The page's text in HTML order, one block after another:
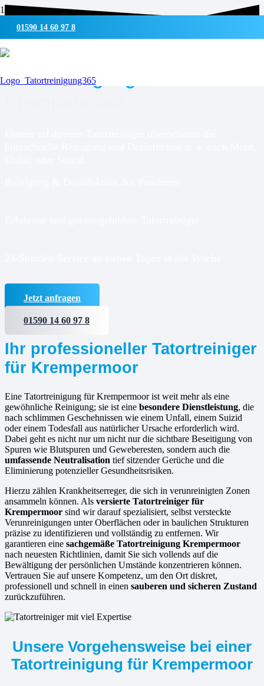
01590 14 60 97 8
UMWELTSCHONENDE REINIGUNG & DESINFEKTION
Tatortreinigung für
Jetzt anfragen
01590 14 60 97 8
Ihr professioneller Tatortreiniger
für Krempermoor
Eine Tatortreinigung für Krempermoor ist weit mehr als eine
gewöhnliche Reinigung; sie ist eine besondere Dienstleistung, die
nach schlimmen Geschehnissen wie einem Unfall, einem Suizid
oder einem Todesfall aus natürlicher Ursache erforderlich wird.
Dabei geht es nicht nur um nicht nur die sichtbare Beseitigung von
Spuren wie Blutspuren und Geweberesten, sondern auch die
umfassende Neutralisation tief sitzender Gerüche und die
Eliminierung potenzieller Gesundheitsrisiken.
Hierzu zählen Krankheitserreger, die sich in verunreinigten Zonen
ansammeln können. Als versierte Tatortreiniger für
Krempermoor sind wir darauf spezialisiert, selbst versteckte
Verunreinigungen unter Oberflächen oder in baulichen Strukturen
präzise zu identifizieren und vollständig zu entfernen. Wir
garantieren eine sachgemäße Tatortreinigung Krempermoor
nach neuesten Richtlinien, damit Sie sich vollends auf die
Bewältigung der persönlichen Umstände konzentrieren können.
Vertrauen Sie auf unsere Kompetenz, um den Ort diskret,
professionell und schnell in einen sauberen und sicheren Zustand
zurückzuführen.
Unsere Vorgehensweise bei einer
Tatortreinigung für Krempermoor